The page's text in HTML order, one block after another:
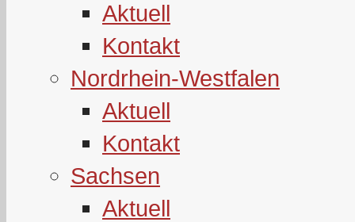
Aktuell
Kontakt
Nordrhein-Westfalen
Aktuell
Kontakt
Sachsen
Aktuell